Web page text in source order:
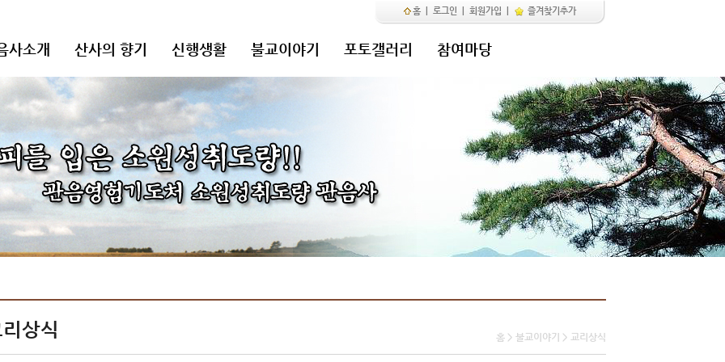
홈| 로그인 회원가입 즐겨찾기추가
사소개 산사의 향기 신행생활 불교이야기 포토갤러리 참여마당
상식 홈 > 불교이야기 > 교리상식